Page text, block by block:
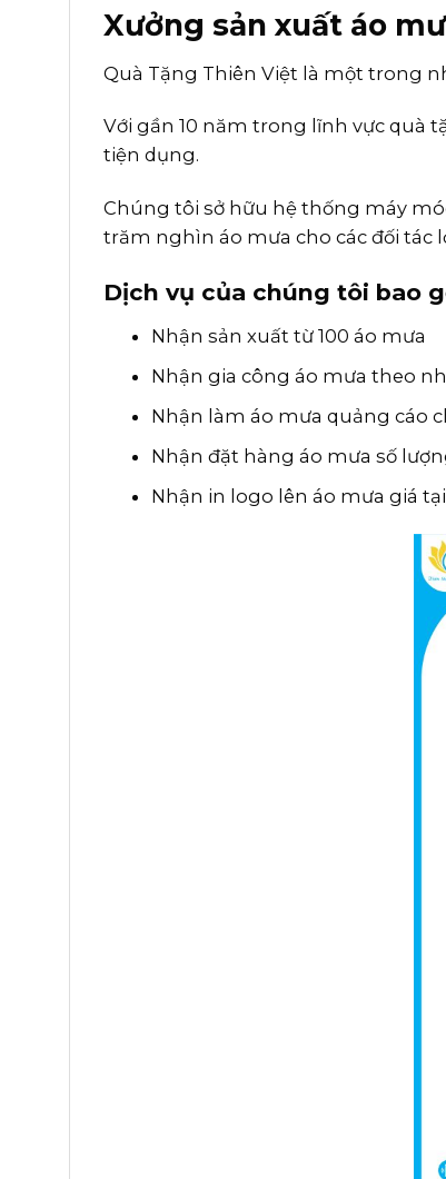
Xưởng sản xuất áo
Quà Tặng Thiên Việt là một trong
Với gần 10 năm trong lĩnh vực quà
tiện dụng.
Chúng tôi sở hữu hệ thống máy
trăm nghìn áo mưa cho các đối tác
Dịch vụ của chúng tôi bao
Nhận sản xuất từ 100 áo mưa
Nhận gia công áo mưa theo
Nhận làm áo mưa quảng cáo
Nhận đặt hàng áo mưa số
Nhận in logo lên áo mưa giá